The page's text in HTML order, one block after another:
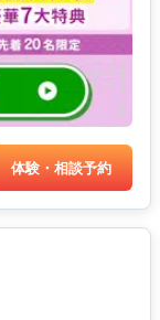
体験・相談予約